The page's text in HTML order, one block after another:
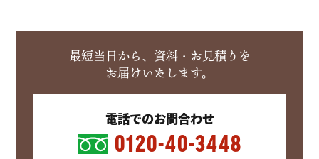
最短当日から、資料・お見積りを
お届けいたします。
電話でのお問合わせ
0120-40-3448